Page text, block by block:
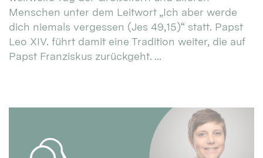
Menschen unter dem Leitwort „Ich aber werde
dich niemals vergessen (Jes 49,15)“ statt. Papst
Leo XIV. führt damit eine Tradition weiter, die auf
Papst Franziskus zurückgeht. ...